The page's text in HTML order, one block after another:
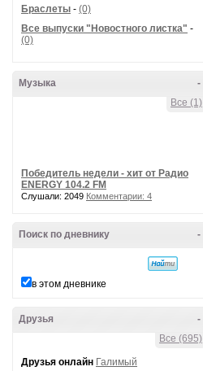
Браслеты - (0)
Все выпуски "Новостного листка" -
(0)
-
Музыка
Все (1)
Победитель недели - хит от Радио
ENERGY 104.2 FM
Слушали: 2049 Комментарии: 4
-
Поиск по дневнику
в этом дневнике
-
Друзья
Все (695)
Друзья онлайн Галимый